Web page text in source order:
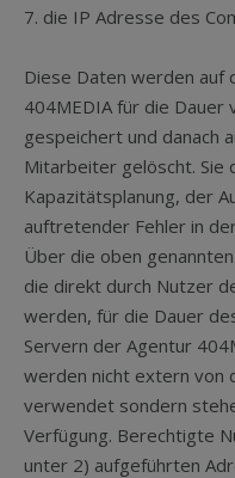
7. die IP Adresse des
Diese Daten werden auf
404MEDIA für die Dauer
gespeichert und danach
Mitarbeiter gelöscht. Sie
Kapazitätsplanung, der
auftretender Fehler in
Über die oben
die direkt durch Nutzer
werden, für die Dauer
Servern der Agentur
werden nicht extern von
verwendet sondern
Verfügung. Berechtigte
unter 2) aufgeführten